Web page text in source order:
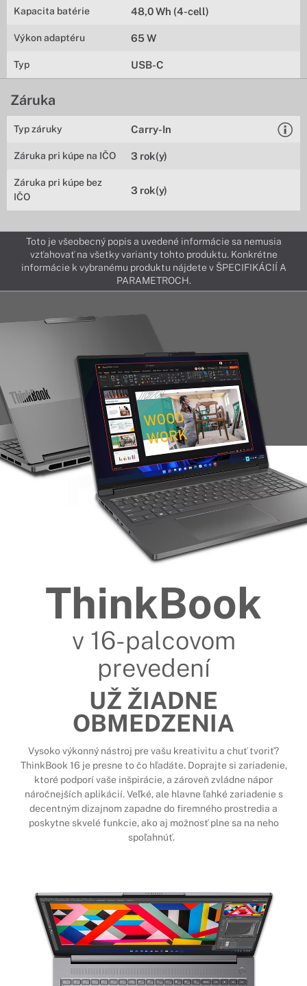
Kapacita batérie 48,0 Wh (4-cell)
Výkon adaptéru 65 W
Typ USB-C
Záruka
Typ záruky Carry-In
Záruka pri kúpe na IČO 3 rok(y)
Záruka pri kúpe bez
IČO
3 rok(y)
Toto je všeobecný popis a uvedené informácie sa nemusia
vzťahovať na všetky varianty tohto produktu. Konkrétne
informácie k vybranému produktu nájdete v ŠPECIFIKÁCIÍ A
PARAMETROCH.
ThinkBook
v 16-palcovom
prevedení
UŽ ŽIADNE
OBMEDZENIA
Vysoko výkonný nástroj pre vašu kreativitu a chuť tvoriť?
ThinkBook 16 je presne to čo hľadáte. Doprajte si zariadenie,
ktoré podporí vaše inšpirácie, a zároveň zvládne nápor
náročnejších aplikácií. Veľké, ale hlavne ľahké zariadenie s
decentným dizajnom zapadne do firemného prostredia a
poskytne skvelé funkcie, ako aj možnosť plne sa na neho
spoľahnúť.